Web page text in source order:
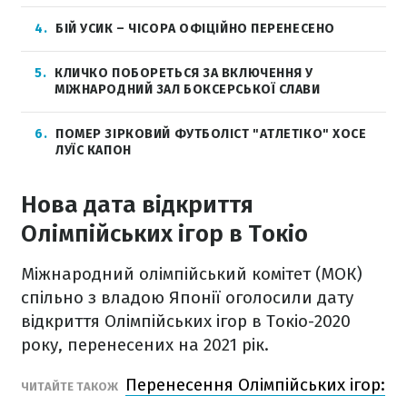
4 БІЙ УСИК – ЧІСОРА ОФІЦІЙНО ПЕРЕНЕСЕНО
5
КЛИЧКО ПОБОРЕТЬСЯ ЗА ВКЛЮЧЕННЯ У
МІЖНАРОДНИЙ ЗАЛ БОКСЕРСЬКОЇ СЛАВИ
6
ПОМЕР ЗІРКОВИЙ ФУТБОЛІСТ "АТЛЕТІКО" ХОСЕ
ЛУЇС КАПОН
Нова дата відкриття
Олімпійських ігор в Токіо
Міжнародний олімпійський комітет (МОК)
спільно з владою Японії оголосили дату
відкриття Олімпійських ігор в Токіо-2020
року, перенесених на 2021 рік.
ЧИТАЙТЕ ТАКОЖ
Перенесення Олімпійських ігор: